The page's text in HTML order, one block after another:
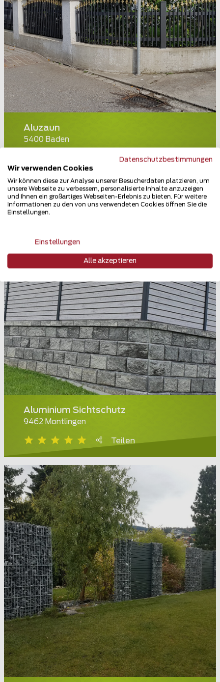
Aluzaun
5400 Baden
Teilen
Aluminium Sichtschutz
9462 Montlingen
Teilen
Datenschutzbestimmungen
Wir verwenden Cookies
Wir können diese zur Analyse unserer Besucherdaten platzieren, um
unsere Webseite zu verbessern, personalisierte Inhalte anzuzeigen
und Ihnen ein großartiges Webseiten-Erlebnis zu bieten. Für weitere
Informationen zu den von uns verwendeten Cookies öffnen Sie die
Einstellungen.
Einstellungen
Alle akzeptieren